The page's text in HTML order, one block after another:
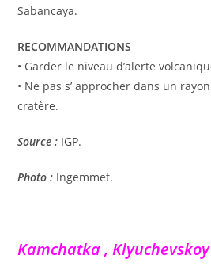
Sabancaya.
RECOMMANDATIONS
• Garder le niveau d’alerte
• Ne pas s’ approcher dans un
cratère.
Source : IGP.
Photo : Ingemmet.
Kamchatka ,